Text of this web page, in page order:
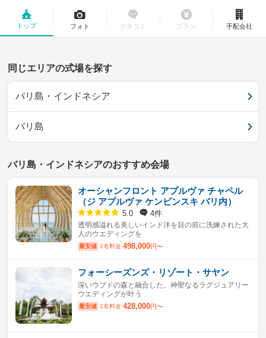
トップ フォト クチコミ プラン 手配会社
同じエリアの式場を探す
バリ島・インドネシア
バリ島
バリ島・インドネシアのおすすめ会場
オーシャンフロント アプルヴァ チャペル
（ジ アプルヴァ ケンピンスキ バリ内）
5.0 4件
透明感溢れる美しいインド洋を目の前に洗練された大
人のウエディングを
最安値 2名料金 498,000円〜
フォーシーズンズ・リゾート・サヤン
深いウブドの森と融合した、神聖なるラグジュアリー
ウエディングが叶う
最安値 2名料金 428,000円〜